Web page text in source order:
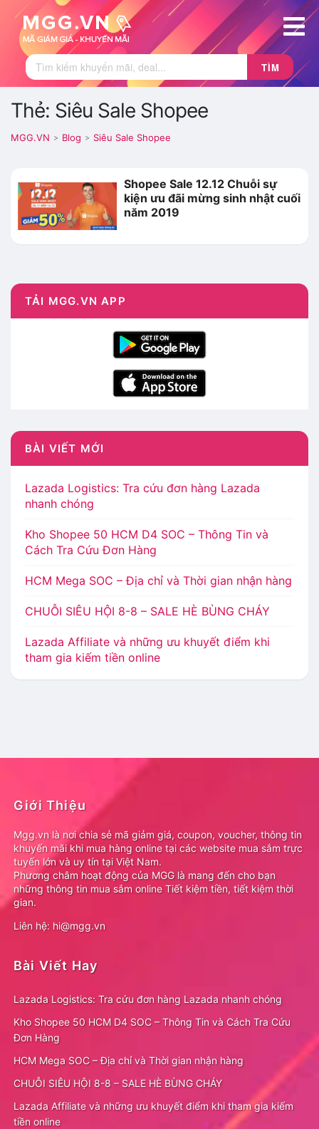
TÌM
Thẻ: Siêu Sale Shopee
MGG.VN > Blog > Siêu Sale Shopee
Shopee Sale 12.12 Chuỗi sự
kiện ưu đãi mừng sinh nhật cuối
năm 2019
TẢI MGG.VN APP
BÀI VIẾT MỚI
Lazada Logistics: Tra cứu đơn hàng Lazada
nhanh chóng
Kho Shopee 50 HCM D4 SOC – Thông Tin và
Cách Tra Cứu Đơn Hàng
HCM Mega SOC – Địa chỉ và Thời gian nhận hàng
CHUỖI SIÊU HỘI 8-8 – SALE HÈ BÙNG CHÁY
Lazada Affiliate và những ưu khuyết điểm khi
tham gia kiếm tiền online
Giới Thiệu
Mgg.vn là nơi chia sẻ mã giảm giá, coupon, voucher, thông tin
khuyến mãi khi mua hàng online tại các website mua sắm trực
tuyến lớn và uy tín tại Việt Nam.
Phương châm hoạt động của MGG là mang đến cho bạn
những thông tin mua sắm online Tiết kiệm tiền, tiết kiệm thời
gian.
Liên hệ: hi@mgg.vn
Bài Viết Hay
Lazada Logistics: Tra cứu đơn hàng Lazada nhanh chóng
Kho Shopee 50 HCM D4 SOC – Thông Tin và Cách Tra Cứu
Đơn Hàng
HCM Mega SOC – Địa chỉ và Thời gian nhận hàng
CHUỖI SIÊU HỘI 8-8 – SALE HÈ BÙNG CHÁY
Lazada Affiliate và những ưu khuyết điểm khi tham gia kiếm
tiền online